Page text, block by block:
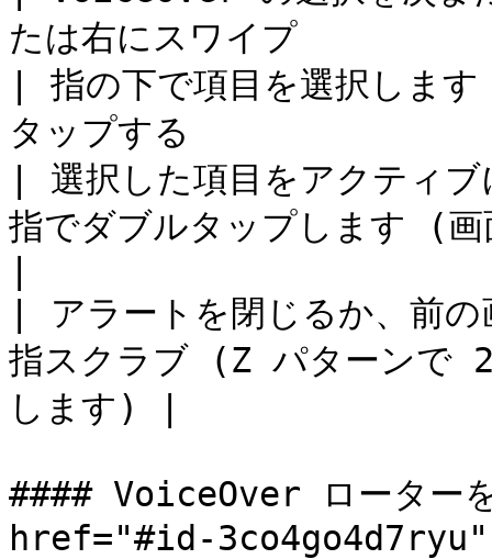
たは右にスワイプ
| 指の下で項目を選択
タップする
| 選択した項目をアク
指でダブルタップします (
| アラートを閉じるか、
指スクラブ (Z パターンで
します) |
#### VoiceOver ローター
href="#id-